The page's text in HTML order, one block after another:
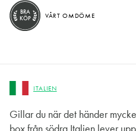
ITALIEN
Gillar du när det händer
BRA
KÖP
VÅRT OMDÖME